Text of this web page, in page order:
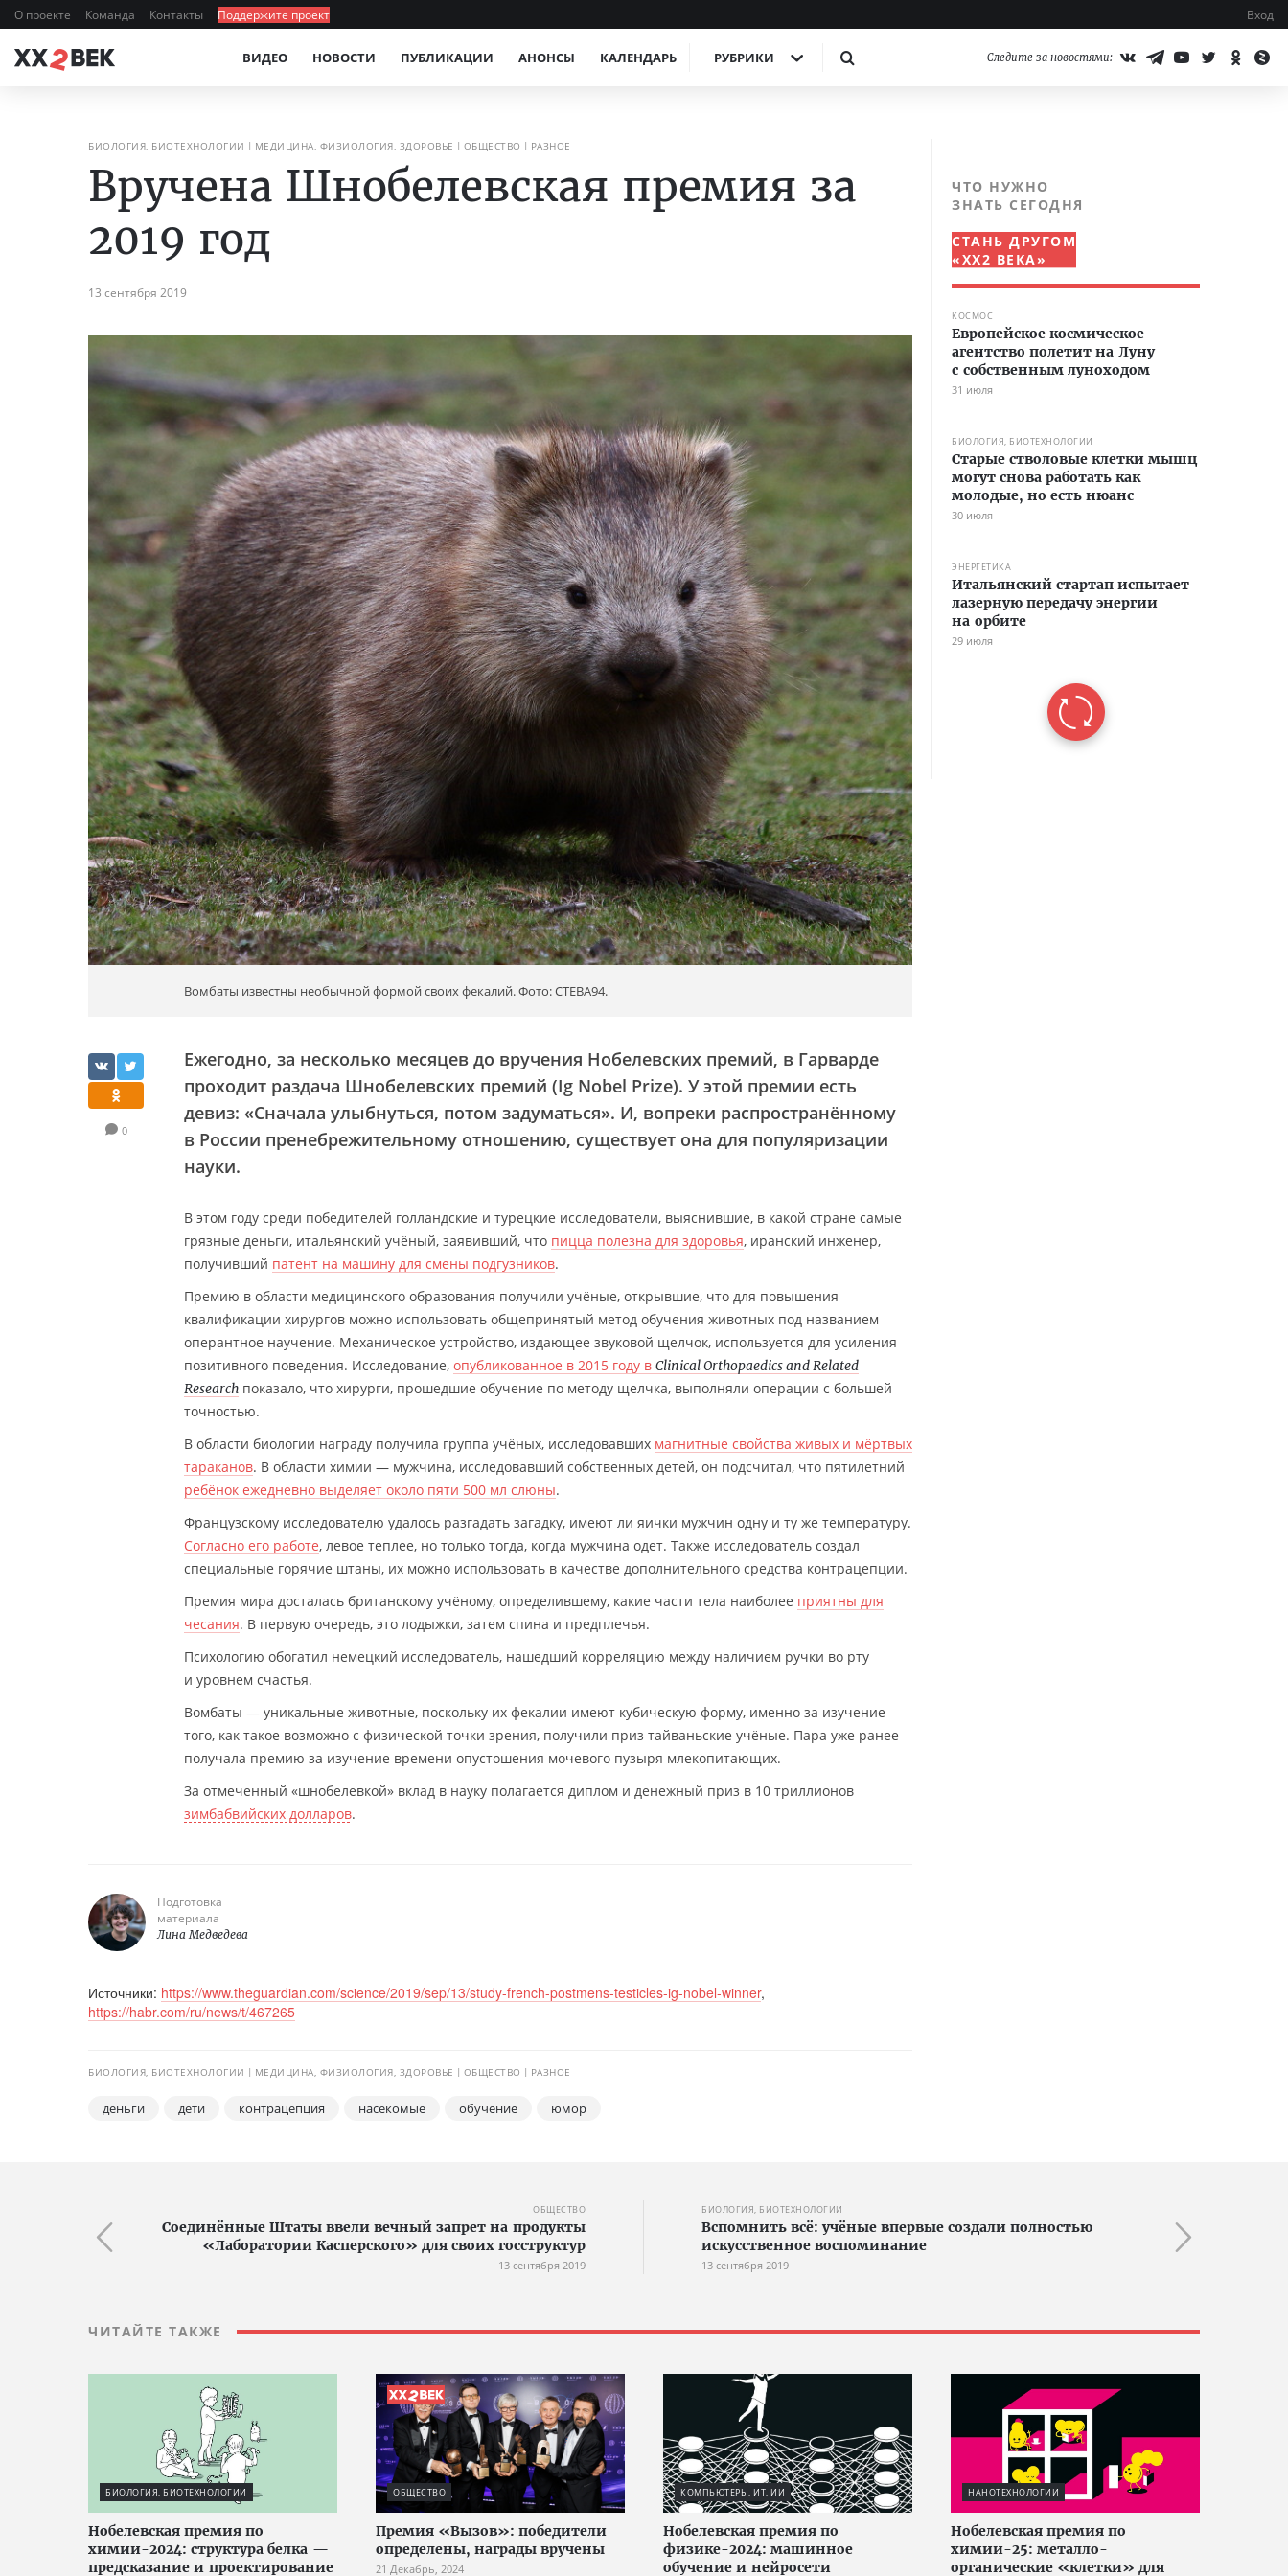
О проекте Команда Контакты Поддержите проект Вход
ВИДЕО НОВОСТИ ПУБЛИКАЦИИ АНОНСЫ КАЛЕНДАРЬ РУБРИКИ Следите за новостями:
БИОЛОГИЯ, БИОТЕХНОЛОГИИ МЕДИЦИНА, ФИЗИОЛОГИЯ, ЗДОРОВЬЕ ОБЩЕСТВО РАЗНОЕ
Вручена Шнобелевская премия за
2019 год
13 сентября 2019
Вомбаты известны необычной формой своих фекалий. Фото: CTEBA94.
0
Ежегодно, за несколько месяцев до вручения Нобелевских премий, в Гарварде
проходит раздача Шнобелевских премий (Ig Nobel Prize). У этой премии есть
девиз: «Сначала улыбнуться, потом задуматься». И, вопреки распространённому
в России пренебрежительному отношению, существует она для популяризации
науки.
В этом году среди победителей голландские и турецкие исследователи, выяснившие, в какой стране самые
грязные деньги, итальянский учёный, заявивший, что пицца полезна для здоровья, иранский инженер,
получивший патент на машину для смены подгузников.
Премию в области медицинского образования получили учёные, открывшие, что для повышения
квалификации хирургов можно использовать общепринятый метод обучения животных под названием
оперантное научение. Механическое устройство, издающее звуковой щелчок, используется для усиления
позитивного поведения. Исследование, опубликованное в 2015 году в Clinical Orthopaedics and Related
Research показало, что хирурги, прошедшие обучение по методу щелчка, выполняли операции с большей
точностью.
В области биологии награду получила группа учёных, исследовавших магнитные свойства живых и мёртвых
тараканов. В области химии — мужчина, исследовавший собственных детей, он подсчитал, что пятилетний
ребёнок ежедневно выделяет около пяти 500 мл слюны.
Французскому исследователю удалось разгадать загадку, имеют ли яички мужчин одну и ту же температуру.
Согласно его работе, левое теплее, но только тогда, когда мужчина одет. Также исследователь создал
специальные горячие штаны, их можно использовать в качестве дополнительного средства контрацепции.
Премия мира досталась британскому учёному, определившему, какие части тела наиболее приятны для
чесания. В первую очередь, это лодыжки, затем спина и предплечья.
Психологию обогатил немецкий исследователь, нашедший корреляцию между наличием ручки во рту
и уровнем счастья.
Вомбаты — уникальные животные, поскольку их фекалии имеют кубическую форму, именно за изучение
того, как такое возможно с физической точки зрения, получили приз тайваньские учёные. Пара уже ранее
получала премию за изучение времени опустошения мочевого пузыря млекопитающих.
За отмеченный «шнобелевкой» вклад в науку полагается диплом и денежный приз в 10 триллионов
зимбабвийских долларов.
Подготовка
материала
Лина Медведева
Источники: https://www.theguardian.com/science/2019/sep/13/study-french-postmens-testicles-ig-nobel-winner,
https://habr.com/ru/news/t/467265
БИОЛОГИЯ, БИОТЕХНОЛОГИИ МЕДИЦИНА, ФИЗИОЛОГИЯ, ЗДОРОВЬЕ ОБЩЕСТВО РАЗНОЕ
деньги дети контрацепция насекомые обучение юмор
ЧТО НУЖНО
ЗНАТЬ СЕГОДНЯ
СТАНЬ ДРУГОМ
«XX2 ВЕКА»
КОСМОС
Европейское космическое
агентство полетит на Луну
с собственным луноходом
31 июля
БИОЛОГИЯ, БИОТЕХНОЛОГИИ
Старые стволовые клетки мышц
могут снова работать как
молодые, но есть нюанс
30 июля
ЭНЕРГЕТИКА
Итальянский стартап испытает
лазерную передачу энергии
на орбите
29 июля
ОБЩЕСТВО
Соединённые Штаты ввели вечный запрет на продукты
«Лаборатории Касперского» для своих госструктур
13 сентября 2019
БИОЛОГИЯ, БИОТЕХНОЛОГИИ
Вспомнить всё: учёные впервые создали полностью
искусственное воспоминание
13 сентября 2019
ЧИТАЙТЕ ТАКЖЕ
БИОЛОГИЯ, БИОТЕХНОЛОГИИ
Нобелевская премия по
химии-2024: структура белка —
предсказание и проектирование
ОБЩЕСТВО
Премия «Вызов»: победители
определены, награды вручены
21 Декабрь, 2024
КОМПЬЮТЕРЫ, ИТ, ИИ
Нобелевская премия по
физике-2024: машинное
обучение и нейросети
НАНОТЕХНОЛОГИИ
Нобелевская премия по
химии-25: металло-
органические «клетки» для